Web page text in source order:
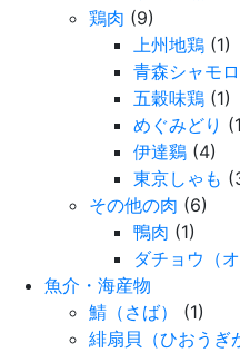
鶏肉 (9)
上州地鶏 (1)
青森シャモ
五穀味鶏 (1)
めぐみどり
伊達鷄 (4)
東京しゃも
その他の肉 (6)
鴨肉 (1)
ダチョウ（
魚介・海産物
鯖（さば）
(1)
緋扇貝（ひおうぎ